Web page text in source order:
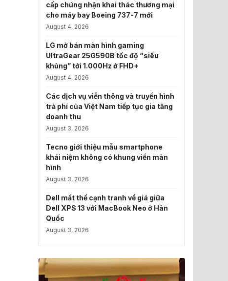
cấp chứng nhận khai thác thương mại
cho máy bay Boeing 737-7 mới
August 4, 2026
LG mở bán màn hình gaming
UltraGear 25G590B tốc độ “siêu
khủng” tới 1.000Hz ở FHD+
August 4, 2026
Các dịch vụ viễn thông và truyền hình
trả phí của Việt Nam tiếp tục gia tăng
doanh thu
August 3, 2026
Tecno giới thiệu mẫu smartphone
khái niệm không có khung viền màn
hình
August 3, 2026
Dell mất thế cạnh tranh về giá giữa
Dell XPS 13 với MacBook Neo ở Hàn
Quốc
August 3, 2026